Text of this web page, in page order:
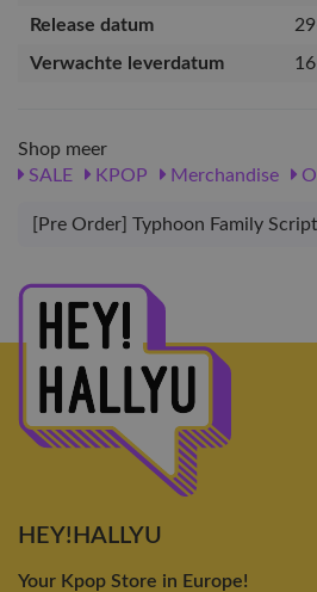
Release datum
Verwachte leverdatum
Shop meer
SALE
KPOP Merchandise
[Pre Order] Typhoon Family
HEY!HALLYU
Your Kpop Store in Europe!